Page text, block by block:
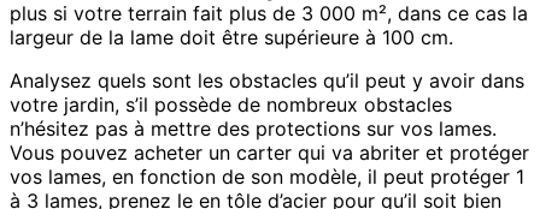
plus si votre terrain fait plus de 3 000 m², dans ce cas la
largeur de la lame doit être supérieure à 100 cm.
Analysez quels sont les obstacles qu’il peut y avoir dans
votre jardin, s’il possède de nombreux obstacles
n’hésitez pas à mettre des protections sur vos lames.
Vous pouvez acheter un carter qui va abriter et protéger
vos lames, en fonction de son modèle, il peut protéger 1
à 3 lames, prenez le en tôle d’acier pour qu’il soit bien